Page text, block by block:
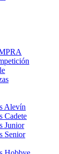
Alevín
Cadete
Junior
Senior